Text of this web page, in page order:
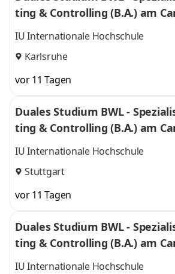
ting & Controlling (B.A.) am
uell
IU Internationale Hochschule
Karlsruhe
vor 11 Tagen
Duales Studium BWL -
ting & Controlling (B.A.) am
uell
IU Internationale Hochschule
Stuttgart
vor 11 Tagen
Duales Studium BWL -
ting & Controlling (B.A.) am
uell
IU Internationale Hochschule